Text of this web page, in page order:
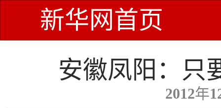
新华网首页
安徽凤阳：只
2012年